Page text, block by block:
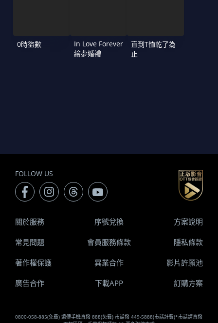
0時盜數
In Love Forever
繪夢婚禮
直到T恤乾了為
止
FOLLOW US
0800-058-885(免費) 遠傳手機直撥 888(免費) 市話撥 449-5888(市話計費)*市話請直撥
關於服務 序號兌換 方案說明
常見問題 會員服務條款 隱私條款
著作權保護 異業合作 影片許願池
廣告合作 下載APP 訂購方案